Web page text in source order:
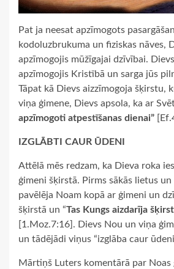
Pat ja neesat apzīmogots
kodoluzbrukuma un fiziskas nāves,
apzīmogojis mūžīgajai dzīvībai.
apzīmogojis Kristībā un sarga jūs
Tāpat kā Dievs aizzīmogoja šķirstu,
viņa ģimene, Dievs apsola, ka ar
apzīmogoti atpestīšanas dienai”
IZGLĀBTI CAUR ŪDENI
Attēlā mēs redzam, ka Dieva roka
ģimeni šķirstā. Pirms sākās lietus
pavēlēja Noam kopā ar ģimeni un
šķirstā un “Tas Kungs aizdarīja
[1.Moz.7:16]. Dievs Nou un viņa
un tādējādi viņus “izglāba caur
Mārtiņš Luters komentārā par Noas